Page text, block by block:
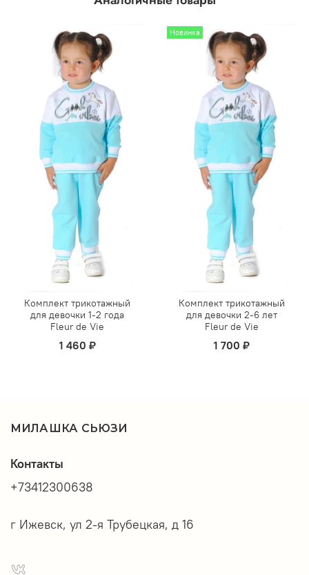
Комплект трикотажный
для девочки 1-2 года
Fleur de Vie
1 460 ₽
Новинка
Комплект трикотажный
для девочки 2-6 лет
Fleur de Vie
1 700 ₽
МИЛАШКА СЬЮЗИ
Контакты
+73412300638
г Ижевск, ул 2-я Трубецкая, д 16